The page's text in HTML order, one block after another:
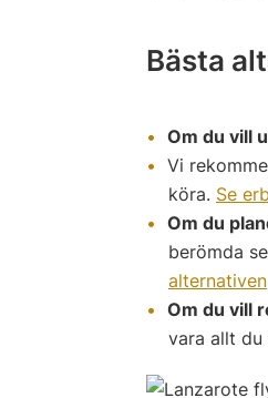
Bästa
Om du vill
Vi
köra. Se
Om du
berömda
alternativen
Om du vill
vara allt du